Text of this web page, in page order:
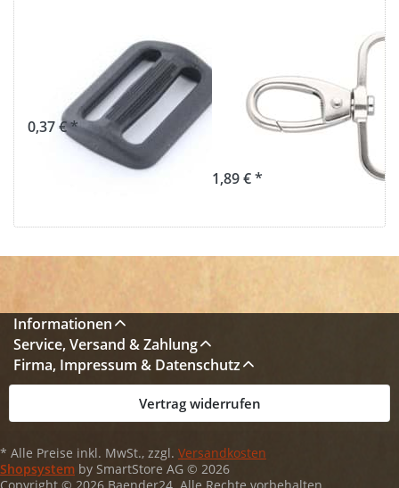
Nylon - 25mm
Durchlass - 1
Stück
0,37 € *
Zinkdruckguss -
5,9cm lang - für
50mm breites
Gurtband - 1
1,89 € *
Informationen
Service, Versand & Zahlung
Firma, Impressum & Datenschutz
Vertrag widerrufen
* Alle Preise inkl. MwSt., zzgl. Versandkosten
Shopsystem by SmartStore AG © 2026